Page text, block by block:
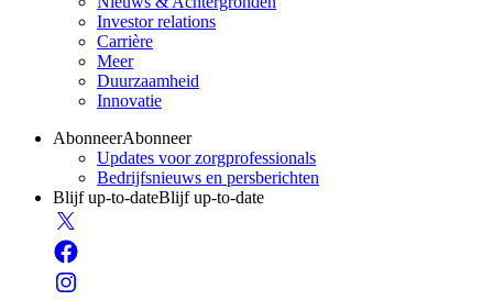
Investor relations
Carrière
Meer
Duurzaamheid
Innovatie
AbonneerAbonneer
Updates voor zorgprofessionals
Bedrijfsnieuws en persberichten
Blijf up-to-dateBlijf up-to-date